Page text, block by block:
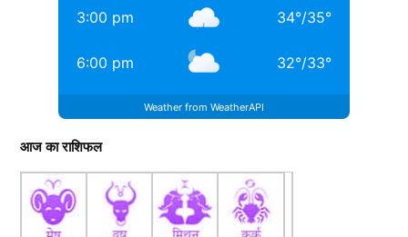
3:00 pm 34°/35°
6:00 pm 32°/33°
Weather from WeatherAPI
आज का राशिफल